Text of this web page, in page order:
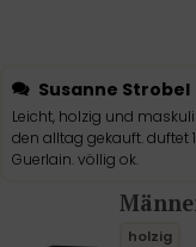
Susanne Strobel
Leicht, holzig und
den alltag gekauft. duftet
Guerlain. völlig ok.
holzig